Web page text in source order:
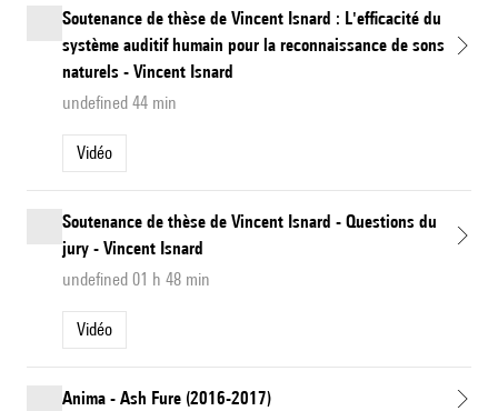
Soutenance de thèse de Vincent Isnard : L'efficacité du
système auditif humain pour la reconnaissance de sons
naturels - Vincent Isnard
undefined 44 min
Vidéo
Soutenance de thèse de Vincent Isnard - Questions du
jury - Vincent Isnard
undefined 01 h 48 min
Vidéo
Anima - Ash Fure (2016-2017)